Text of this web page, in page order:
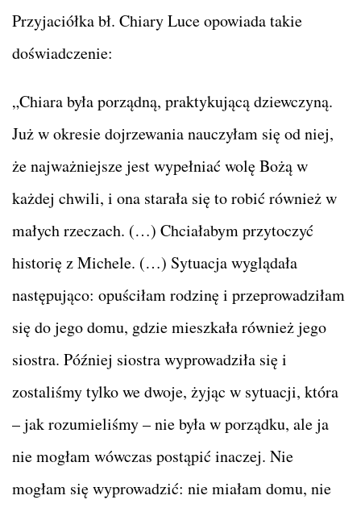
Przyjaciółka bł. Chiary Luce opowiada takie
doświadczenie:
„Chiara była porządną, praktykującą dziewczyną.
Już w okresie dojrzewania nauczyłam się od niej,
że najważniejsze jest wypełniać wolę Bożą w
każdej chwili, i ona starała się to robić również w
małych rzeczach. (…) Chciałabym przytoczyć
historię z Michele. (…) Sytuacja wyglądała
następująco: opuściłam rodzinę i przeprowadziłam
się do jego domu, gdzie mieszkała również jego
siostra. Później siostra wyprowadziła się i
zostaliśmy tylko we dwoje, żyjąc w sytuacji, która
– jak rozumieliśmy – nie była w porządku, ale ja
nie mogłam wówczas postąpić inaczej. Nie
mogłam się wyprowadzić: nie miałam domu, nie